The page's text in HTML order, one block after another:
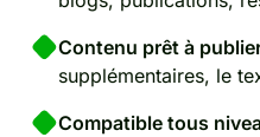
Contenu prêt à
supplémentaires, le
Compatible tous